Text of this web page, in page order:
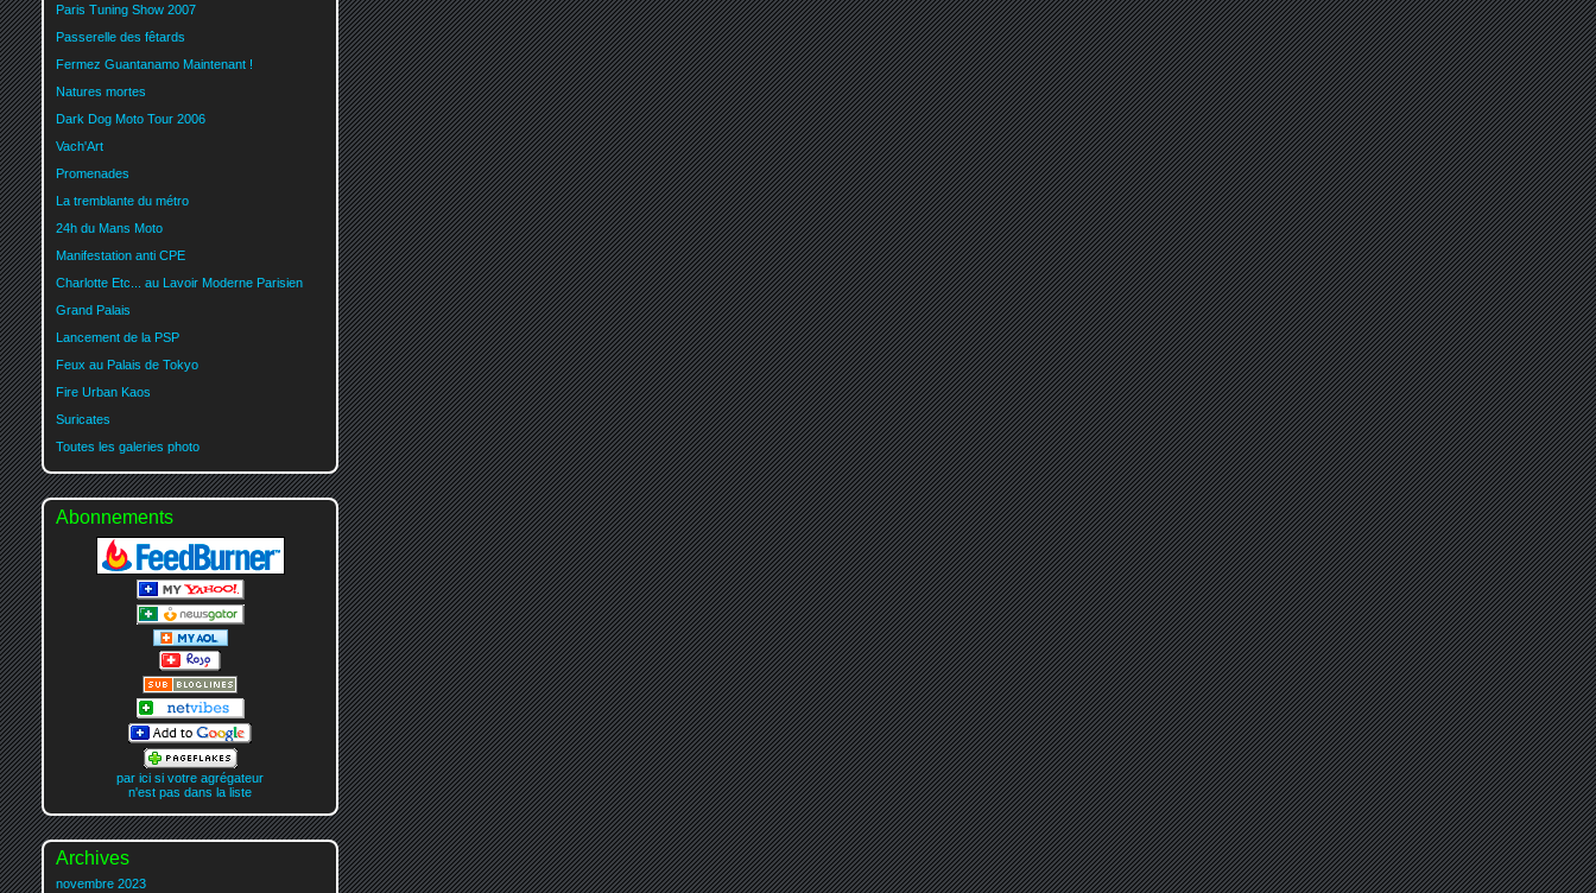
Paris Tuning Show 2007
Passerelle des fêtards
Fermez Guantanamo Maintenant !
Natures mortes
Dark Dog Moto Tour 2006
Vach'Art
Promenades
La tremblante du métro
24h du Mans Moto
Manifestation anti CPE
Charlotte Etc... au Lavoir Moderne Parisien
Grand Palais
Lancement de la PSP
Feux au Palais de Tokyo
Fire Urban Kaos
Suricates
Toutes les galeries photo
Abonnements
par ici si votre agrégateur
n'est pas dans la liste
Archives
novembre 2023